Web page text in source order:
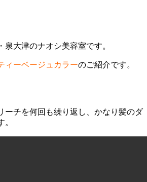
大津のナオシ美容室です。
ィーベージュカラーのご紹介です。
ーチを何回も繰り返し、かなり髪のダ